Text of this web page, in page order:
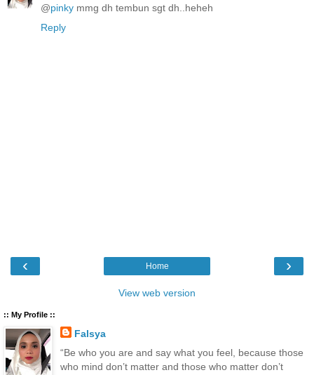
@pinky mmg dh tembun sgt dh..heheh
Reply
‹ ›
Home
View web version
:: My Profile ::
Falsya
“Be who you are and say what you feel, because those
who mind don’t matter and those who matter don’t